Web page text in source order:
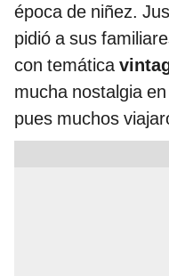
época de niñez.
pidió a sus
con temática
mucha nostalgia
pues muchos